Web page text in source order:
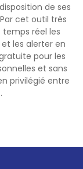
de ses
cet outil très
réel les
les alerter en
pour les
et sans
privilégié entre